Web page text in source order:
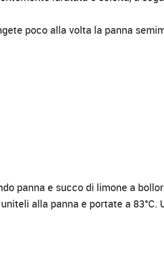
poco alla volta la panna
panna e succo di limone a
alla panna e portate a 83°C.